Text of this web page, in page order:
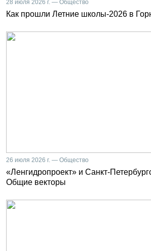
28 июля 2026 г. — Общество
Как прошли Летние школы-2026 в
26 июля 2026 г. — Общество
«Ленгидропроект» и Санкт-
Общие векторы